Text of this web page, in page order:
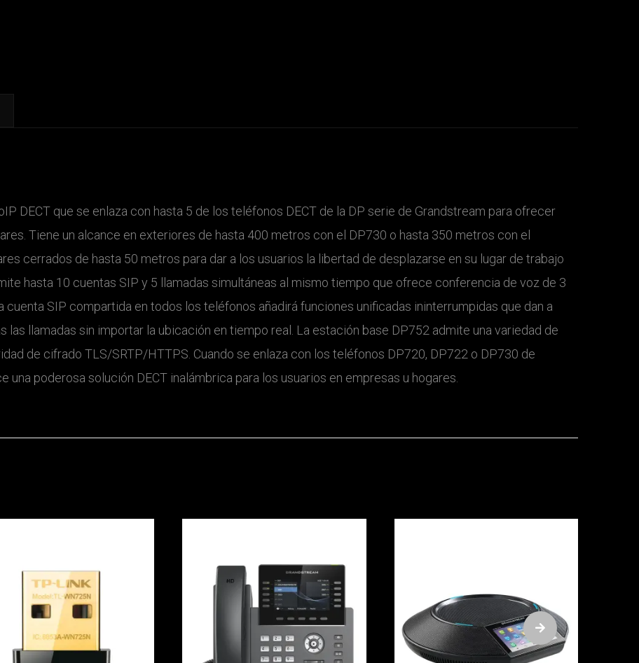
DECT que se enlaza con hasta 5 de los teléfonos DECT de la DP serie de Grandstream para ofrecer
Tiene un alcance en exteriores de hasta 400 metros con el DP730 o hasta 350 metros con el
cerrados de hasta 50 metros para dar a los usuarios la libertad de desplazarse en su lugar de trabajo
hasta 10 cuentas SIP y 5 llamadas simultáneas al mismo tiempo que ofrece conferencia de voz de 3
cuenta SIP compartida en todos los teléfonos añadirá funciones unificadas ininterrumpidas que dan a
las llamadas sin importar la ubicación en tiempo real. La estación base DP752 admite una variedad de
de cifrado TLS/SRTP/HTTPS. Cuando se enlaza con los teléfonos DP720, DP722 o DP730 de
una poderosa solución DECT inalámbrica para los usuarios en empresas u hogares.